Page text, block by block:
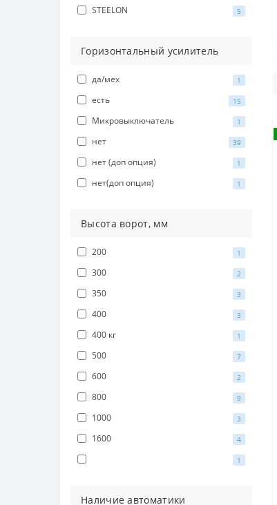
STEELON 5
Горизонтальный усилитель
да/мех 1
есть 15
Микровыключатель 1
нет 39
нет (доп опция) 1
нет(доп опция) 1
Высота ворот, мм
200 1
300 2
350 3
400 3
400 кг 1
500 7
600 2
800 9
1000 3
1600 4
1
Наличие автоматики